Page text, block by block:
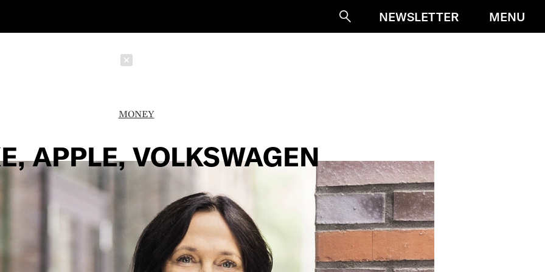
SucheNEWSLETTER MENU
MONEY
APPLE, VOLKSWAGEN